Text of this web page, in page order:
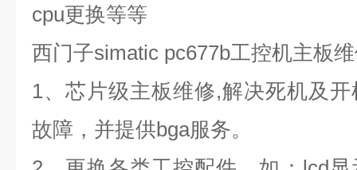
cpu更换等等
西门子simatic pc677b工控机主板
1、芯片级主板维修,解决死机及
故障，并提供bga服务。